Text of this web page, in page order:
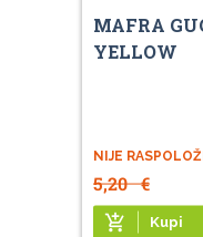
MAFRA
YELLOW
NIJE
5,20€
add_shopping_cart Kupi